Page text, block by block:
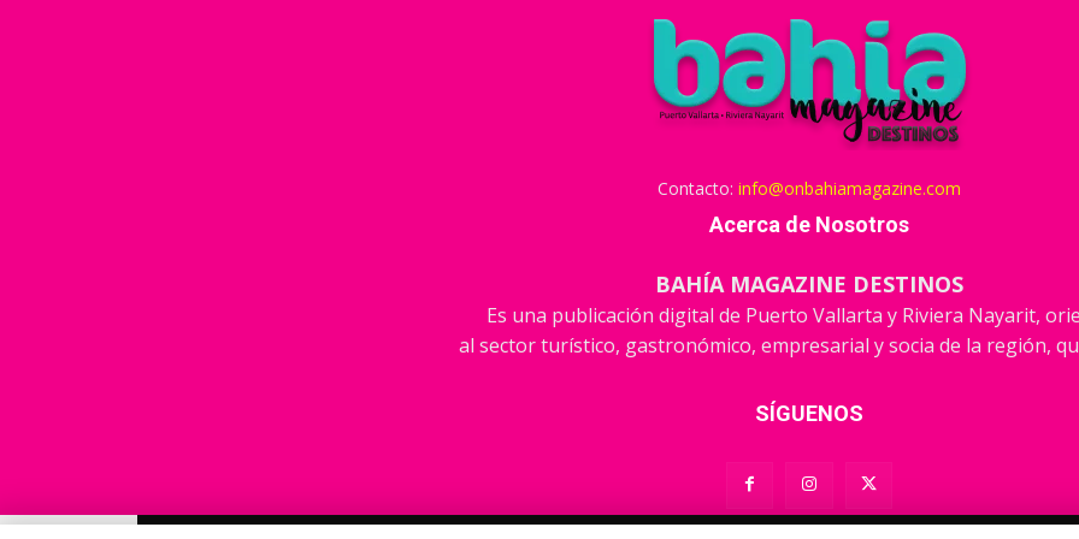
Contacto: info@onbahiamagazine.com
Acerca de Nosotros
BAHÍA MAGAZINE DESTINOS
Es una publicación digital de Puerto Vallarta y Riviera Nayarit,
al sector turístico, gastronómico, empresarial y socia de la región,
SÍGUENOS